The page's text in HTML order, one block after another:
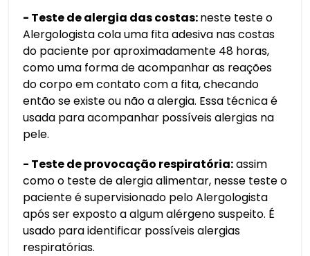
- Teste de alergia das costas:neste teste o
Alergologista cola uma fita adesiva nas costas
do paciente por aproximadamente 48 horas,
como uma forma de acompanhar as reações
do corpo em contato com a fita, checando
então se existe ou não a alergia. Essa técnica é
usada para acompanhar possíveis alergias na
pele.
- Teste de provocação respiratória:assim
como o teste de alergia alimentar, nesse teste o
paciente é supervisionado pelo Alergologista
após ser exposto a algum alérgeno suspeito. É
usado para identificar possíveis alergias
respiratórias.